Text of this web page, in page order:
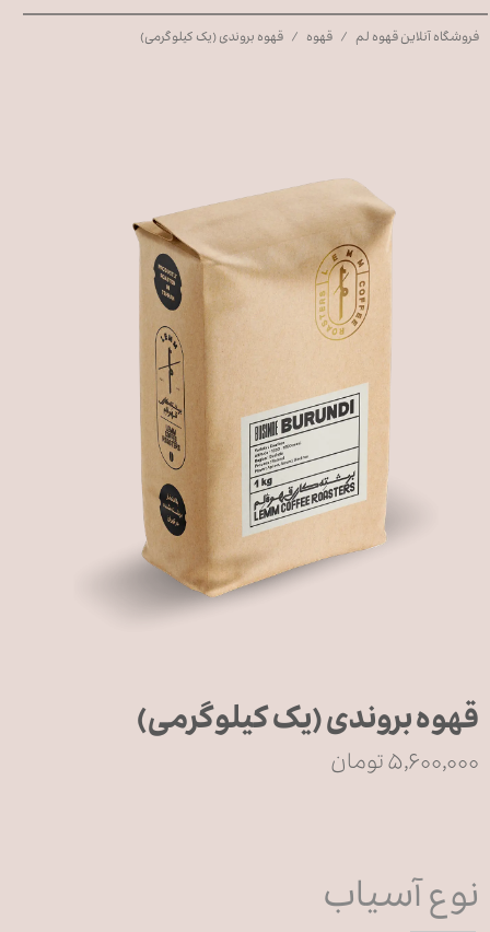
فروشگاه آنلاین قهوه لم قهوه قهوه بروندی (یک کیلوگرمی)
قهوه بروندی (یک کیلوگرمی)
۵,۶۰۰,۰۰۰ تومان
نوع آسیاب